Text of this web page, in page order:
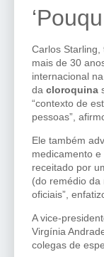
Carlos
mais de 30
internacional
da cloroquina
“contexto de
pessoas”,
Ele também
medicamento
receitado por
(do remédio da
oficiais”,
A vice-
Virgínia
colegas de